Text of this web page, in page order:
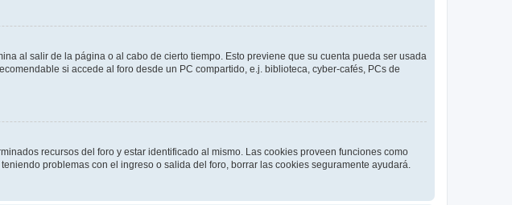
al salir de la página o al cabo de cierto tiempo. Esto previene que su cuenta pueda ser usada
si accede al foro desde un PC compartido, e.j. biblioteca, cyber-cafés, PCs de
recursos del foro y estar identificado al mismo. Las cookies proveen funciones como
problemas con el ingreso o salida del foro, borrar las cookies seguramente ayudará.